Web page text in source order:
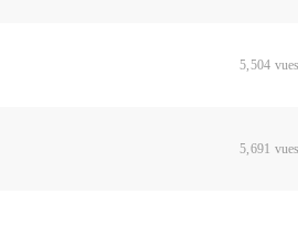
5,504 vues
5,691 vues